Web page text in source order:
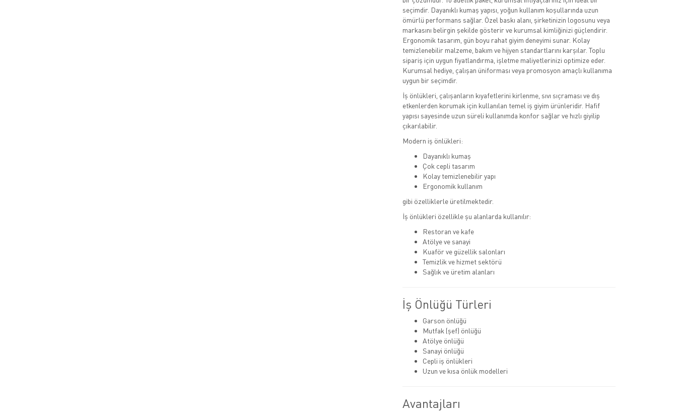
seçimdir. Dayanıklı kumaş yapısı, yoğun kullanım koşullarında uzun
ömürlü performans sağlar. Özel baskı alanı, şirketinizin logosunu veya
markasını belirgin şekilde gösterir ve kurumsal kimliğinizi güçlendirir.
Ergonomik tasarım, gün boyu rahat giyim deneyimi sunar. Kolay
temizlenebilir malzeme, bakım ve hijyen standartlarını karşılar. Toplu
sipariş için uygun fiyatlandırma, işletme maliyetlerinizi optimize eder.
Kurumsal hediye, çalışan üniforması veya promosyon amaçlı kullanıma
uygun bir seçimdir.
İş önlükleri, çalışanların kıyafetlerini kirlenme, sıvı sıçraması ve dış
etkenlerden korumak için kullanılan temel iş giyim ürünleridir. Hafif
yapısı sayesinde uzun süreli kullanımda konfor sağlar ve hızlı giyilip
çıkarılabilir.
Modern iş önlükleri:
Dayanıklı kumaş
Çok cepli tasarım
Kolay temizlenebilir yapı
Ergonomik kullanım
gibi özelliklerle üretilmektedir.
İş önlükleri özellikle şu alanlarda kullanılır:
Restoran ve kafe
Atölye ve sanayi
Kuaför ve güzellik salonları
Temizlik ve hizmet sektörü
Sağlık ve üretim alanları
İş Önlüğü Türleri
Garson önlüğü
Mutfak (şef) önlüğü
Atölye önlüğü
Sanayi önlüğü
Cepli iş önlükleri
Uzun ve kısa önlük modelleri
Avantajları